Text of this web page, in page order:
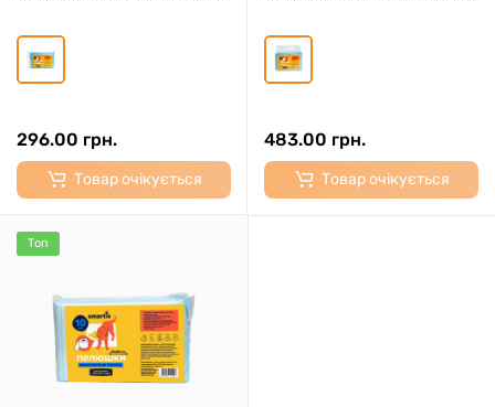
296.00 грн.
Товар очікується
483.00 грн.
Товар очікується
Топ